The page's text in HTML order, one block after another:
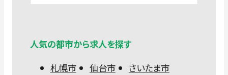
人気の都市から求人を探す
札幌市
仙台市
さいたま市